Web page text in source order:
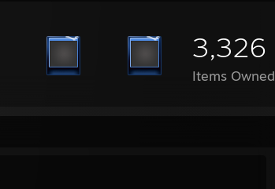
3,326
Items Owned